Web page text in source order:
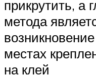
прикрутить, а
метода
местах
на клей